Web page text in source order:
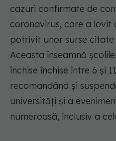
cazuri confirmate de
coronavirus, care a
potrivit unor surse citate
Aceasta înseamnă
închise închise între 6 şi
recomandând şi
universităţi şi a
numeroasă, inclusiv a